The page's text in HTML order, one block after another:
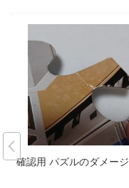
確認用 パズルのダメージ